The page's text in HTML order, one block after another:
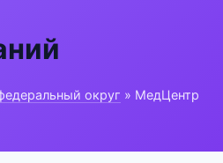
округ » МедЦентр